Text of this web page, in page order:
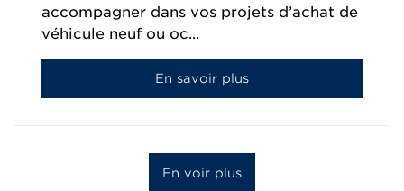
accompagner dans vos projets d’achat de
véhicule neuf ou oc...
En savoir plus
En voir plus